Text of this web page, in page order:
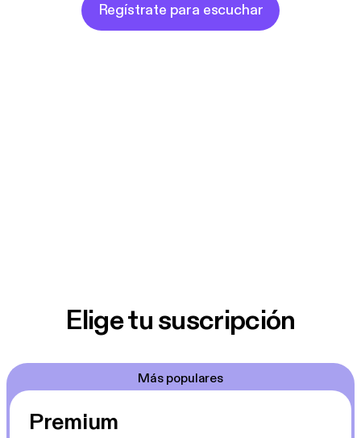
Regístrate para escuchar
Elige tu suscripción
Más populares
Premium